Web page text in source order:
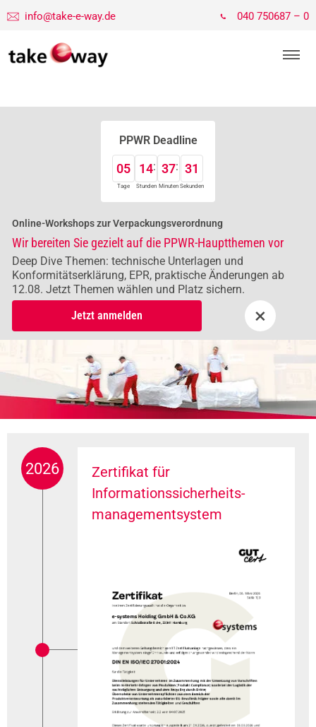
info@take-e-way.de 040 750687 – 0
PPWR Deadline
05
Tage
14
Stunden
37
Minuten
29
Sekunden
Online-Workshops zur Verpackungsverordnung
Wir bereiten Sie gezielt auf die PPWR-Hauptthemen vor
Deep Dive Themen: technische Unterlagen und
Konformitätserklärung, EPR, praktische Änderungen ab
12.08. Jetzt Themen wählen und Platz sichern.
Jetzt anmelden
×
2026
Zertifikat für
Informationssicherheits-
managementsystem